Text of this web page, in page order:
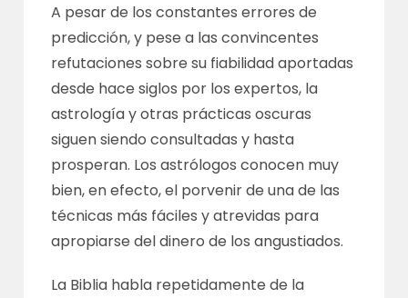
A pesar de los constantes errores de
predicción, y pese a las convincentes
refutaciones sobre su fiabilidad aportadas
desde hace siglos por los expertos, la
astrología y otras prácticas oscuras
siguen siendo consultadas y hasta
prosperan. Los astrólogos conocen muy
bien, en efecto, el porvenir de una de las
técnicas más fáciles y atrevidas para
apropiarse del dinero de los angustiados.
La Biblia habla repetidamente de la